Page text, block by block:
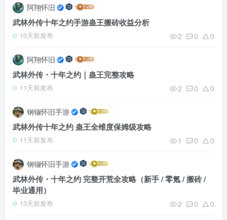
阿翔怀旧
武林外传十年之约手游蛊王搬砖收益分析
10天前发布 2 0 0
阿翔怀旧
武林外传・十年之约｜蛊王完整攻略
11天前发布 2 0 0
钢镚怀旧手游
武林外传十年之约 蛊王全维度保姆级攻略
11天前发布 1 0 0
钢镚怀旧手游
武林外传・十年之约 完整开荒全攻略（新手 / 零氪 / 搬砖 /
毕业通用）
13天前发布 2 0 0